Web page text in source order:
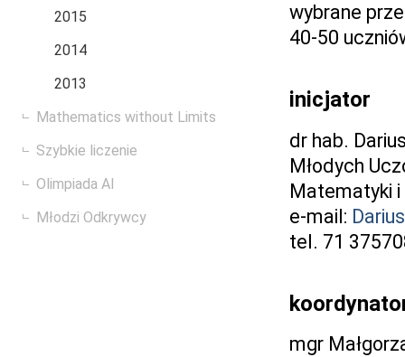
2015
2014
2013
Mathematics without Limits
Szybkie liczenie
Olimpiada AI
Młodzi Odkrywcy
wybrane
40-50
inicjator
dr hab.
Młodych
Matematyki
e-mail:
tel. 71
mgr